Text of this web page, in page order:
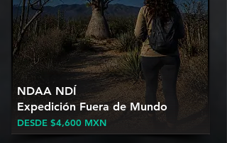
DESDE $4,600 MXN
NDAA NDÍ
Expedición Fuera de Mundo